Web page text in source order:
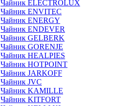
Чайник ELECTROLUX
Чайник ENVITEC
Чайник ENERGY
Чайник ENDEVER
Чайник GELBERK
Чайник GORENJE
Чайник HEALPIES
Чайник HOTPOINT
Чайник JARKOFF
Чайник JVC
Чайник KAMILLE
Чайник KITFORT